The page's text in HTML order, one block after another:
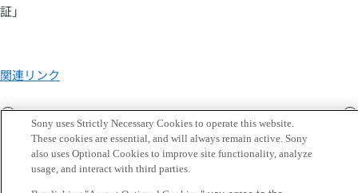
プ
証」
関連リンク
Back to Index
会社概要 アクセス ご利用条件 プライバシーポリシー
Sony uses Strictly Necessary Cookies to operate this website.
These cookies are essential, and will always remain active. Sony
also uses Optional Cookies to improve site functionality, analyze
usage, and interact with third parties.